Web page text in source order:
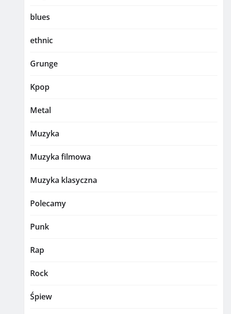
blues
ethnic
Grunge
Kpop
Metal
Muzyka
Muzyka filmowa
Muzyka klasyczna
Polecamy
Punk
Rap
Rock
Śpiew